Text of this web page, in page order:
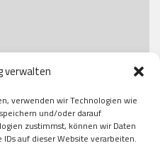
verwalten
verwenden wir Technologien wie
und/oder darauf
zustimmst, können wir Daten
auf dieser Website verarbeiten.